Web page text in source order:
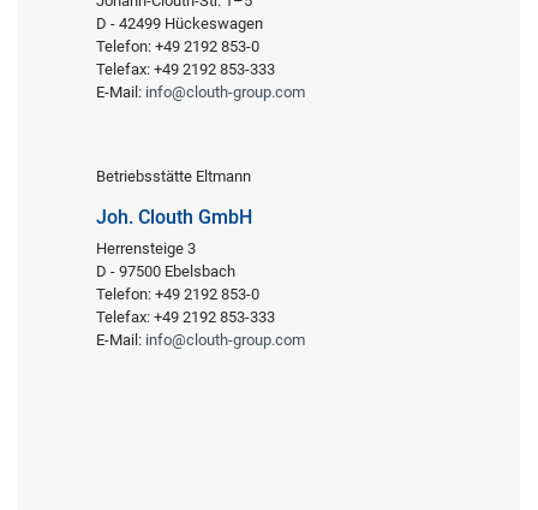
D - 42499 Hückeswagen
Telefon: +49 2192 853-0
Telefax: +49 2192 853-333
E-Mail: info@clouth-group.com
Betriebsstätte Eltmann
Joh. Clouth GmbH
Herrensteige 3
D - 97500 Ebelsbach
Telefon: +49 2192 853-0
Telefax: +49 2192 853-333
E-Mail: info@clouth-group.com